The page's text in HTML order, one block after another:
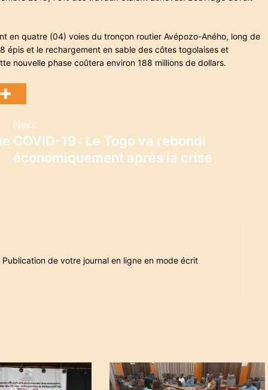
en quatre (04) voies du tronçon routier Avépozo-Aného, long de
épis et le rechargement en sable des côtes togolaises et
nouvelle phase coûtera environ 188 millions de dollars.
Next:
COVID-19 : Le Togo va rebondi
économiquement après la crise
Publication de votre journal en ligne en mode écrit